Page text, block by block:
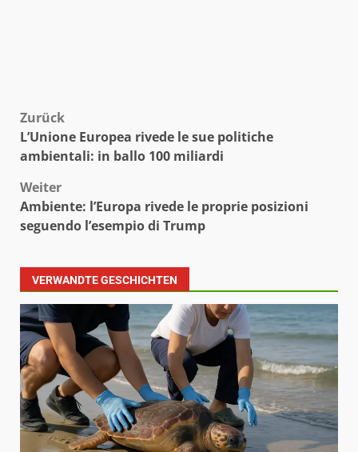
Beitragsnavigation
Zurück
L’Unione Europea rivede le sue politiche
ambientali: in ballo 100 miliardi
Weiter
Ambiente: l’Europa rivede le proprie posizioni
seguendo l’esempio di Trump
VERWANDTE GESCHICHTEN